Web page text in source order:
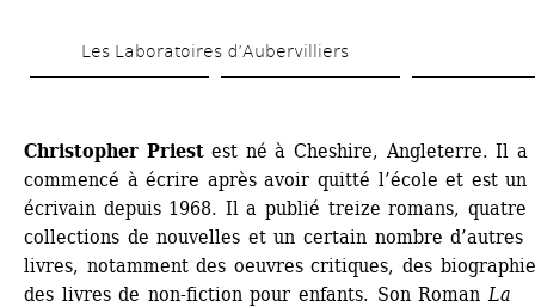
au
Les Laboratoires d’Aubervilliers
Christopher Priestest né à Cheshire, Angleterre. Il a
commencé à écrire après avoir quitté l’école et est un
écrivain depuis 1968. Il a publié treize romans, quatre
collections de nouvelles et un certain nombre d’autres
livres, notamment des oeuvres critiques, des
des livres de non-fiction pour enfants. Son Roman La